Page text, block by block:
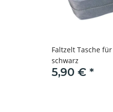
Faltzelt Tasche
schwarz
5,90 € *